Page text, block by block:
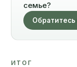
семье?
Обратитесь
ИТОГ